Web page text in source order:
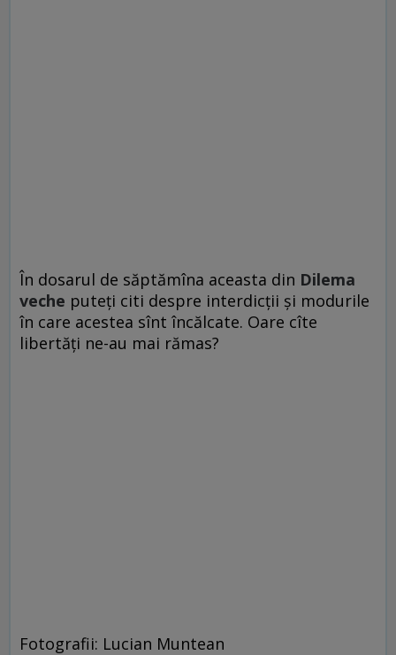
În dosarul de săptămîna aceasta din Dilema
veche puteţi citi despre interdicţii şi modurile
în care acestea sînt încălcate. Oare cîte
libertăţi ne-au mai rămas?
Fotografii: Lucian Muntean